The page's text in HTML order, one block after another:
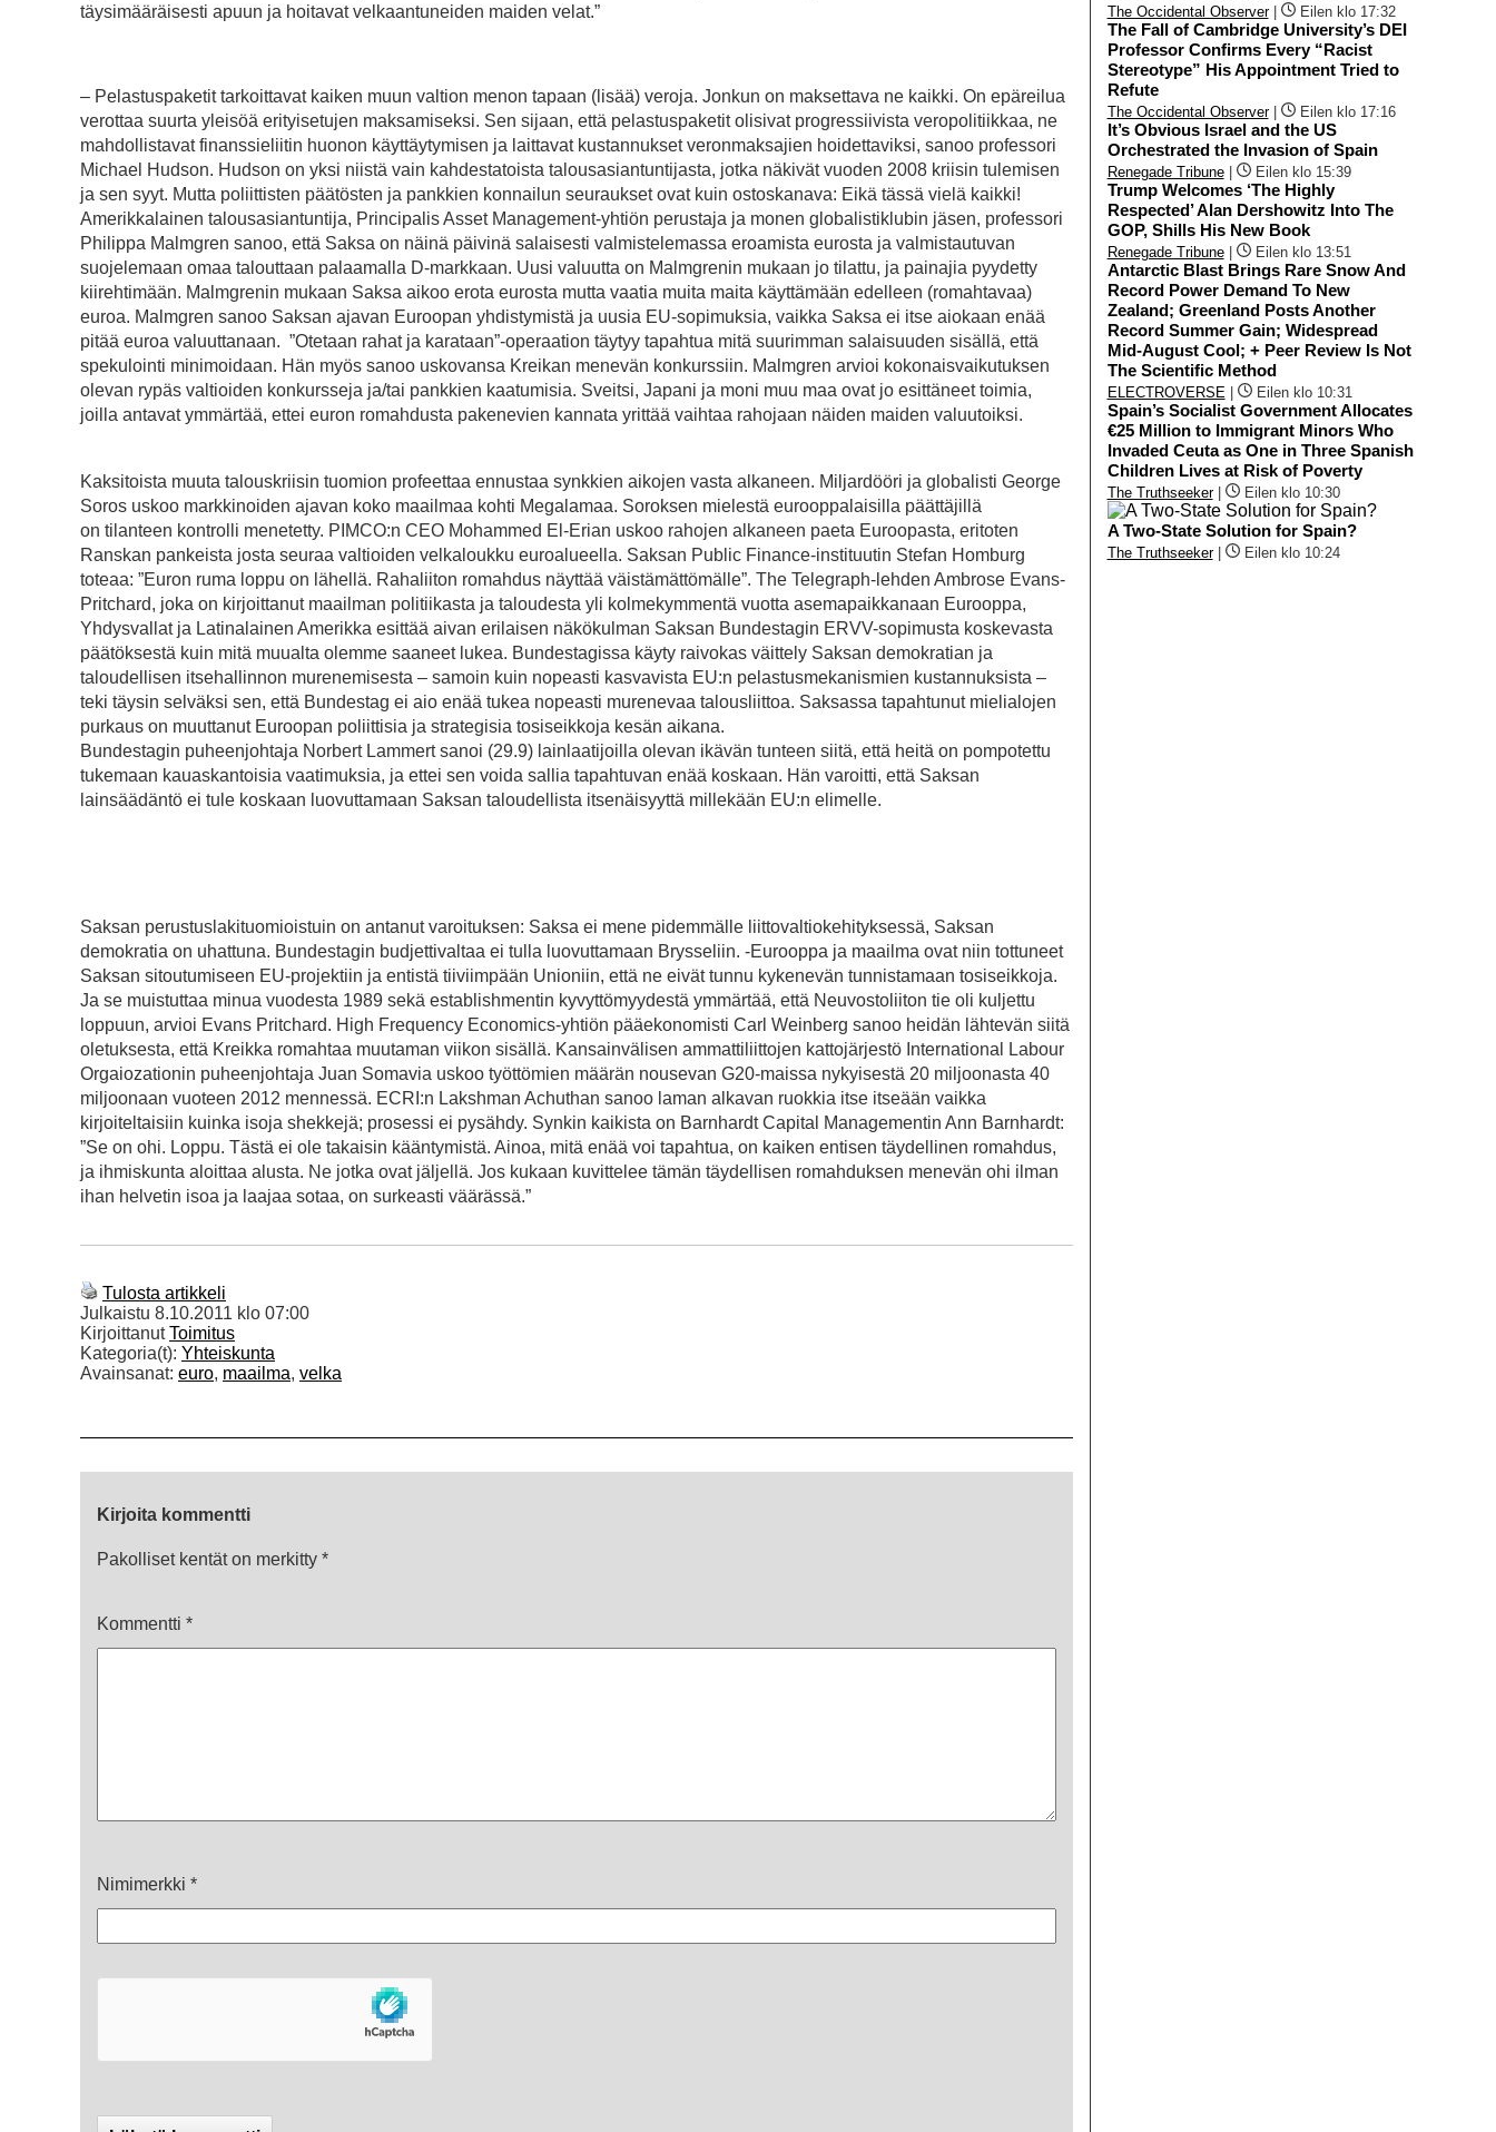
täysimääräisesti apuun ja hoitavat velkaantuneiden maiden velat.”
– Pelastuspaketit tarkoittavat kaiken muun valtion menon tapaan (lisää) veroja. Jonkun on maksettava ne kaikki. On epäreilua
verottaa suurta yleisöä erityisetujen maksamiseksi. Sen sijaan, että pelastuspaketit olisivat progressiivista veropolitiikkaa, ne
mahdollistavat finanssieliitin huonon käyttäytymisen ja laittavat kustannukset veronmaksajien hoidettaviksi, sanoo professori
Michael Hudson. Hudson on yksi niistä vain kahdestatoista talousasiantuntijasta, jotka näkivät vuoden 2008 kriisin tulemisen
ja sen syyt. Mutta poliittisten päätösten ja pankkien konnailun seuraukset ovat kuin ostoskanava: Eikä tässä vielä kaikki!
Amerikkalainen talousasiantuntija, Principalis Asset Management-yhtiön perustaja ja monen globalistiklubin jäsen, professori
Philippa Malmgren sanoo, että Saksa on näinä päivinä salaisesti valmistelemassa eroamista eurosta ja valmistautuvan
suojelemaan omaa talouttaan palaamalla D-markkaan. Uusi valuutta on Malmgrenin mukaan jo tilattu, ja painajia pyydetty
kiirehtimään. Malmgrenin mukaan Saksa aikoo erota eurosta mutta vaatia muita maita käyttämään edelleen (romahtavaa)
euroa. Malmgren sanoo Saksan ajavan Euroopan yhdistymistä ja uusia EU-sopimuksia, vaikka Saksa ei itse aiokaan enää
pitää euroa valuuttanaan. ”Otetaan rahat ja karataan”-operaation täytyy tapahtua mitä suurimman salaisuuden sisällä, että
spekulointi minimoidaan. Hän myös sanoo uskovansa Kreikan menevän konkurssiin. Malmgren arvioi kokonaisvaikutuksen
olevan rypäs valtioiden konkursseja ja/tai pankkien kaatumisia. Sveitsi, Japani ja moni muu maa ovat jo esittäneet toimia,
joilla antavat ymmärtää, ettei euron romahdusta pakenevien kannata yrittää vaihtaa rahojaan näiden maiden valuutoiksi.
Kaksitoista muuta talouskriisin tuomion profeettaa ennustaa synkkien aikojen vasta alkaneen. Miljardööri ja globalisti George
Soros uskoo markkinoiden ajavan koko maailmaa kohti Megalamaa. Soroksen mielestä eurooppalaisilla päättäjillä
on tilanteen kontrolli menetetty. PIMCO:n CEO Mohammed El-Erian uskoo rahojen alkaneen paeta Euroopasta, eritoten
Ranskan pankeista josta seuraa valtioiden velkaloukku euroalueella. Saksan Public Finance-instituutin Stefan Homburg
toteaa: ”Euron ruma loppu on lähellä. Rahaliiton romahdus näyttää väistämättömälle”. The Telegraph-lehden Ambrose Evans-
Pritchard, joka on kirjoittanut maailman politiikasta ja taloudesta yli kolmekymmentä vuotta asemapaikkanaan Eurooppa,
Yhdysvallat ja Latinalainen Amerikka esittää aivan erilaisen näkökulman Saksan Bundestagin ERVV-sopimusta koskevasta
päätöksestä kuin mitä muualta olemme saaneet lukea. Bundestagissa käyty raivokas väittely Saksan demokratian ja
taloudellisen itsehallinnon murenemisesta – samoin kuin nopeasti kasvavista EU:n pelastusmekanismien kustannuksista –
teki täysin selväksi sen, että Bundestag ei aio enää tukea nopeasti murenevaa talousliittoa. Saksassa tapahtunut mielialojen
purkaus on muuttanut Euroopan poliittisia ja strategisia tosiseikkoja kesän aikana.
Bundestagin puheenjohtaja Norbert Lammert sanoi (29.9) lainlaatijoilla olevan ikävän tunteen siitä, että heitä on pompotettu
tukemaan kauaskantoisia vaatimuksia, ja ettei sen voida sallia tapahtuvan enää koskaan. Hän varoitti, että Saksan
lainsäädäntö ei tule koskaan luovuttamaan Saksan taloudellista itsenäisyyttä millekään EU:n elimelle.
Saksan perustuslakituomioistuin on antanut varoituksen: Saksa ei mene pidemmälle liittovaltiokehityksessä, Saksan
demokratia on uhattuna. Bundestagin budjettivaltaa ei tulla luovuttamaan Brysseliin. -Eurooppa ja maailma ovat niin tottuneet
Saksan sitoutumiseen EU-projektiin ja entistä tiiviimpään Unioniin, että ne eivät tunnu kykenevän tunnistamaan tosiseikkoja.
Ja se muistuttaa minua vuodesta 1989 sekä establishmentin kyvyttömyydestä ymmärtää, että Neuvostoliiton tie oli kuljettu
loppuun, arvioi Evans Pritchard. High Frequency Economics-yhtiön pääekonomisti Carl Weinberg sanoo heidän lähtevän siitä
oletuksesta, että Kreikka romahtaa muutaman viikon sisällä. Kansainvälisen ammattiliittojen kattojärjestö International Labour
Orgaiozationin puheenjohtaja Juan Somavia uskoo työttömien määrän nousevan G20-maissa nykyisestä 20 miljoonasta 40
miljoonaan vuoteen 2012 mennessä. ECRI:n Lakshman Achuthan sanoo laman alkavan ruokkia itse itseään vaikka
kirjoiteltaisiin kuinka isoja shekkejä; prosessi ei pysähdy. Synkin kaikista on Barnhardt Capital Managementin Ann Barnhardt:
”Se on ohi. Loppu. Tästä ei ole takaisin kääntymistä. Ainoa, mitä enää voi tapahtua, on kaiken entisen täydellinen romahdus,
ja ihmiskunta aloittaa alusta. Ne jotka ovat jäljellä. Jos kukaan kuvittelee tämän täydellisen romahduksen menevän ohi ilman
ihan helvetin isoa ja laajaa sotaa, on surkeasti väärässä.”
Tulosta artikkeli
Julkaistu 8.10.2011 klo 07:00
KirjoittanutToimitus
Kategoria(t): Yhteiskunta
Avainsanat: euro, maailma, velka
Kirjoita kommentti
Pakolliset kentät on merkitty *
Kommentti *
Nimimerkki *
The Occidental Observer| Eilen klo 17:32
The Fall of Cambridge University’s DEI
Professor Confirms Every “Racist
Stereotype” His Appointment Tried to
Refute
The Occidental Observer| Eilen klo 17:16
It’s Obvious Israel and the US
Orchestrated the Invasion of Spain
Renegade Tribune| Eilen klo 15:39
Trump Welcomes ‘The Highly
Respected’ Alan Dershowitz Into The
GOP, Shills His New Book
Renegade Tribune| Eilen klo 13:51
Antarctic Blast Brings Rare Snow And
Record Power Demand To New
Zealand; Greenland Posts Another
Record Summer Gain; Widespread
Mid-August Cool; + Peer Review Is Not
The Scientific Method
ELECTROVERSE Eilen klo 10:31
Spain’s Socialist Government Allocates
€25 Million to Immigrant Minors Who
Invaded Ceuta as One in Three Spanish
Children Lives at Risk of Poverty
The Truthseeker| Eilen klo 10:30
A Two-State Solution for Spain?
The Truthseeker| Eilen klo 10:24